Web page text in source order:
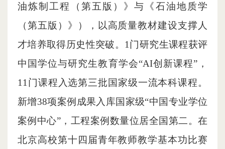
油炼制工程（第五版）》与《石油地质学
（第五版）》），以高质量教材建设支撑人
才培养取得历史性突破。1门研究生课程获评
中国学位与研究生教育学会“AI创新课程”，
11门课程入选第三批国家级一流本科课程。
新增38项案例成果入库国家级“中国专业学位
案例中心”，工程案例数量位居全国第二。在
北京高校第十四届青年教师教学基本功比赛